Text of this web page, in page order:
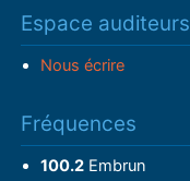
Espace auditeurs
Nous écrire
Fréquences
100.2Embrun